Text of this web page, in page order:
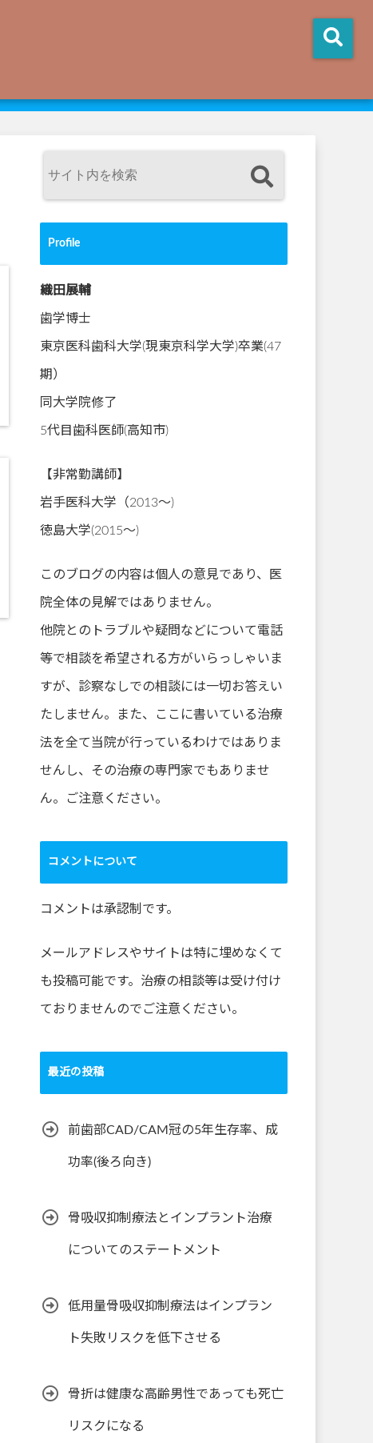
Profile
織田展輔
歯学博士
東京医科歯科大学(現東京科学大学)卒業(47
期）
同大学院修了
5代目歯科医師(高知市)
【非常勤講師】
岩手医科大学（2013～)
徳島大学(2015～)
このブログの内容は個人の意見であり、医
院全体の見解ではありません。
他院とのトラブルや疑問などについて電話
等で相談を希望される方がいらっしゃいま
すが、診察なしでの相談には一切お答えい
たしません。また、ここに書いている治療
法を全て当院が行っているわけではありま
せんし、その治療の専門家でもありませ
ん。ご注意ください。
コメントについて
コメントは承認制です。
メールアドレスやサイトは特に埋めなくて
も投稿可能です。治療の相談等は受け付け
ておりませんのでご注意ください。
最近の投稿
前歯部CAD/CAM冠の5年生存率、成
功率(後ろ向き)
骨吸収抑制療法とインプラント治療
についてのステートメント
低用量骨吸収抑制療法はインプラン
ト失敗リスクを低下させる
骨折は健康な高齢男性であっても死亡
リスクになる